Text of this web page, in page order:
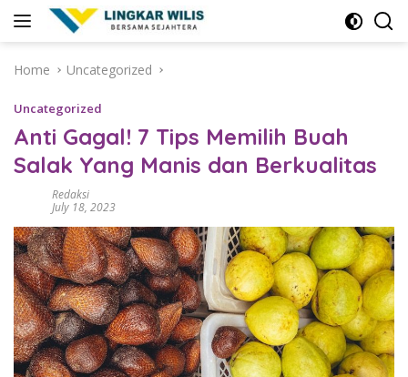
Home
Uncategorized
Uncategorized
Anti Gagal! 7 Tips Memilih Buah
Salak Yang Manis dan Berkualitas
Redaksi
July 18, 2023